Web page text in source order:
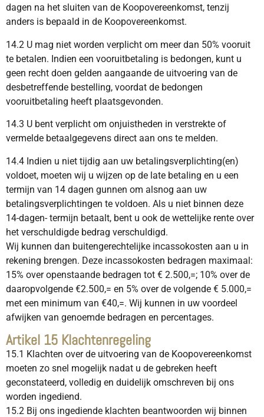
dagen na het sluiten van de Koopovereenkomst, tenzij
anders is bepaald in de Koopovereenkomst.
14.2 U mag niet worden verplicht om meer dan 50% vooruit
te betalen. Indien een vooruitbetaling is bedongen, kunt u
geen recht doen gelden aangaande de uitvoering van de
desbetreffende bestelling, voordat de bedongen
vooruitbetaling heeft plaatsgevonden.
14.3 U bent verplicht om onjuistheden in verstrekte of
vermelde betaalgegevens direct aan ons te melden.
14.4 Indien u niet tijdig aan uw betalingsverplichting(en)
voldoet, moeten wij u wijzen op de late betaling en u een
termijn van 14 dagen gunnen om alsnog aan uw
betalingsverplichtingen te voldoen. Als u niet binnen deze
14-dagen- termijn betaalt, bent u ook de wettelijke rente over
het verschuldigde bedrag verschuldigd.
Wij kunnen dan buitengerechtelijke incassokosten aan u in
rekening brengen. Deze incassokosten bedragen maximaal:
15% over openstaande bedragen tot € 2.500,=; 10% over de
daaropvolgende €2.500,= en 5% over de volgende € 5.000,=
met een minimum van €40,=. Wij kunnen in uw voordeel
afwijken van genoemde bedragen en percentages.
Artikel 15 Klachtenregeling
15.1 Klachten over de uitvoering van de Koopovereenkomst
moeten zo snel mogelijk nadat u de gebreken heeft
geconstateerd, volledig en duidelijk omschreven bij ons
worden ingediend.
15.2 Bij ons ingediende klachten beantwoorden wij binnen